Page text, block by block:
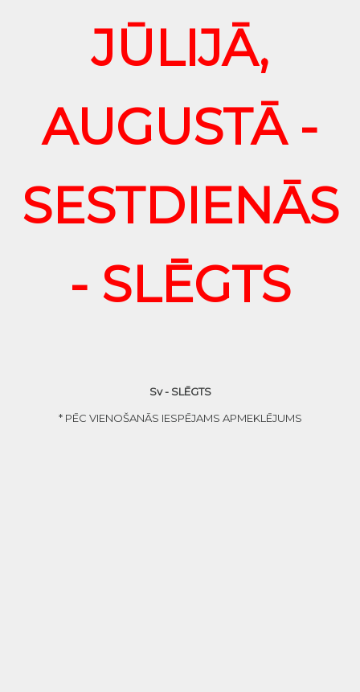
JŪLIJĀ,
AUGUSTĀ -
SESTDIENĀS
- SLĒGTS
Sv - SLĒGTS
* PĒC VIENOŠANĀS IESPĒJAMS APMEKLĒJUMS